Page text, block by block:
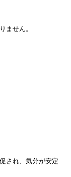
ません。
され、気分が安定